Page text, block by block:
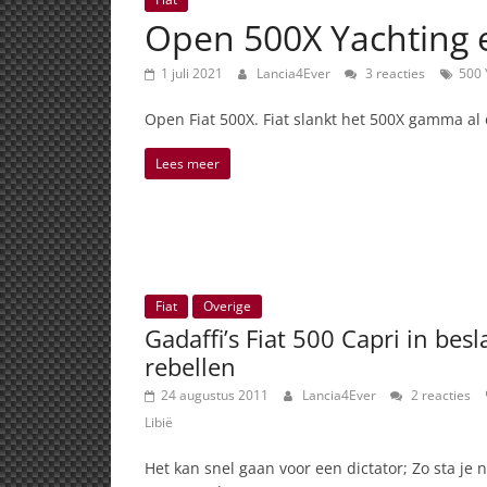
Open 500X Yachting
1 juli 2021 Lancia4Ever 3 reacties 500
Open Fiat 500X. Fiat slankt het 500X gamma
Lees meer
Fiat Overige
Gadaffi’s Fiat 500 Capri in
rebellen
24 augustus 2011 Lancia4Ever
2 reacties
Libië
Het kan snel gaan voor een dictator; Zo sta je